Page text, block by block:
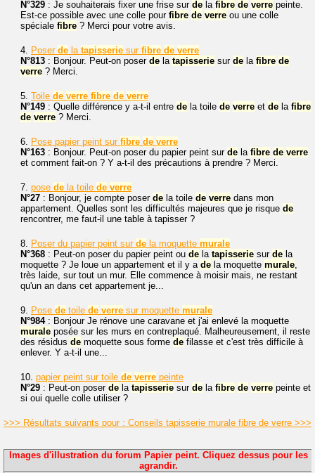
N°329 : Je souhaiterais fixer une frise sur de la fibre de verre peinte.
Est-ce possible avec une colle pour fibre de verre ou une colle
spéciale fibre ? Merci pour votre avis.
4. Poser de la tapisserie sur fibre de verre
N°813 : Bonjour. Peut-on poser de la tapisserie sur de la fibre de
verre ? Merci.
5. Toile de verre fibre de verre
N°149 : Quelle différence y a-t-il entre de la toile de verre et de la fibre
de verre ? Merci.
6. Pose papier peint sur fibre de verre
N°163 : Bonjour. Peut-on poser du papier peint sur de la fibre de verre
et comment fait-on ? Y a-t-il des précautions à prendre ? Merci.
7. pose de la toile de verre
N°27 : Bonjour, je compte poser de la toile de verre dans mon
appartement. Quelles sont les difficultés majeures que je risque de
rencontrer, me faut-il une table à tapisser ?
8. Poser du papier peint sur de la moquette murale
N°368 : Peut-on poser du papier peint ou de la tapisserie sur de la
moquette ? Je loue un appartement et il y a de la moquette murale,
très laide, sur tout un mur. Elle commence à moisir mais, ne restant
qu'un an dans cet appartement je...
9. Pose de toile de verre sur moquette murale
N°984: Bonjour Je rénove une caravane et j'ai enlevé la moquette
murale posée sur les murs en contreplaqué. Malheureusement, il reste
des résidus de moquette sous forme de filasse et c'est très difficile à
enlever. Y a-t-il une...
10. papier peint sur toile de verre peinte
N°29 : Peut-on poser de la tapisserie sur de la fibre de verre peinte et
si oui quelle colle utiliser ?
>>> Résultats suivants pour : Conseils tapisserie murale fibre de verre >>>
Images d'illustration du forum Papier peint. Cliquez dessus pour les
agrandir.